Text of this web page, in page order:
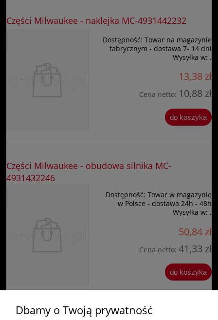
Części Milwaukee - naklejka MC-4931442232
Dostępność: Towar na magazynie
fabrycznym - dostawa 7- 14 dni
Wysyłka w: .
13,38 zł
Cena netto: 10,88 zł
do koszyka
Części Milwaukee - obudowa silnika MC-
4931432246
Dostępność: Towar w magazynie
w Polsce - dostawa 24h - 48h
Wysyłka w: .
50,84 zł
Cena netto: 41,33 zł
do koszyka
« 1 2
Dbamy o Twoją prywatność